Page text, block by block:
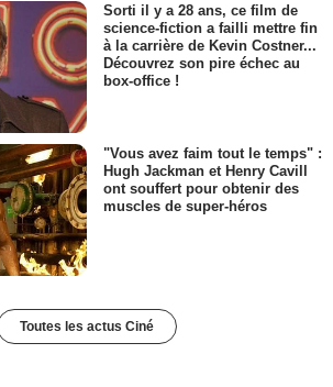
Sorti il y a 28 ans, ce film de
science-fiction a failli mettre fin
à la carrière de Kevin Costner...
Découvrez son pire échec au
box-office !
"Vous avez faim tout le temps" :
Hugh Jackman et Henry Cavill
ont souffert pour obtenir des
muscles de super-héros
Toutes les actus Ciné